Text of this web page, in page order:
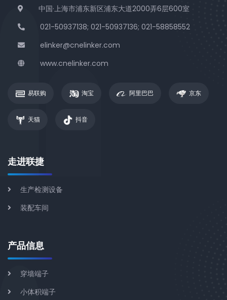
中国·上海市浦东新区浦东大道2000弄6层600室
021-50937138; 021-50937136; 021-58858552
elinker@cnelinker.com
www.cnelinker.com
易联购 淘宝 阿里巴巴 京东
天猫 抖音
走进联捷
生产检测设备
装配车间
产品信息
穿墙端子
小体积端子